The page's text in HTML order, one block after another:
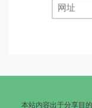
本站内容出于分享目